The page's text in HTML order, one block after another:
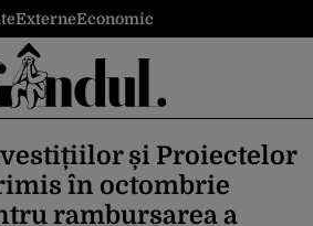
ExterneEconomic
și Proiectelor
în octombrie
rambursarea a